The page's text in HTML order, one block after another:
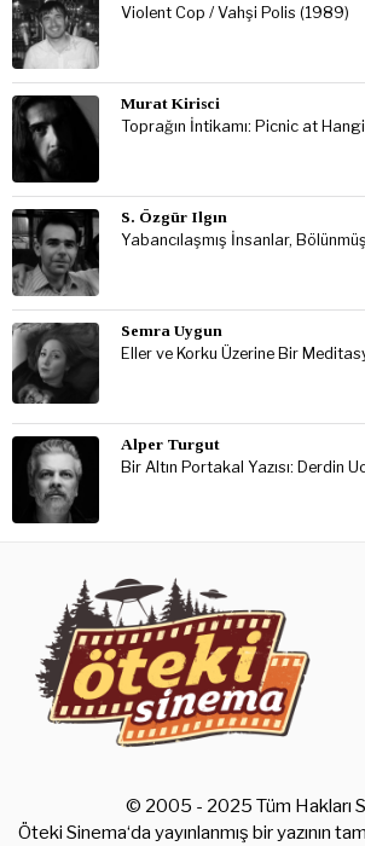
Violent Cop / Vahşi Polis (1989)
Murat Kirisci
Toprağın İntikamı: Picnic at
S. Özgür Ilgın
Yabancılaşmış İnsanlar,
Semra Uygun
Eller ve Korku Üzerine Bir
Alper Turgut
Bir Altın Portakal Yazısı: Derdin
© 2005 - 2025 Tüm Hakları
Öteki Sinema‘da yayınlanmış bir yazının